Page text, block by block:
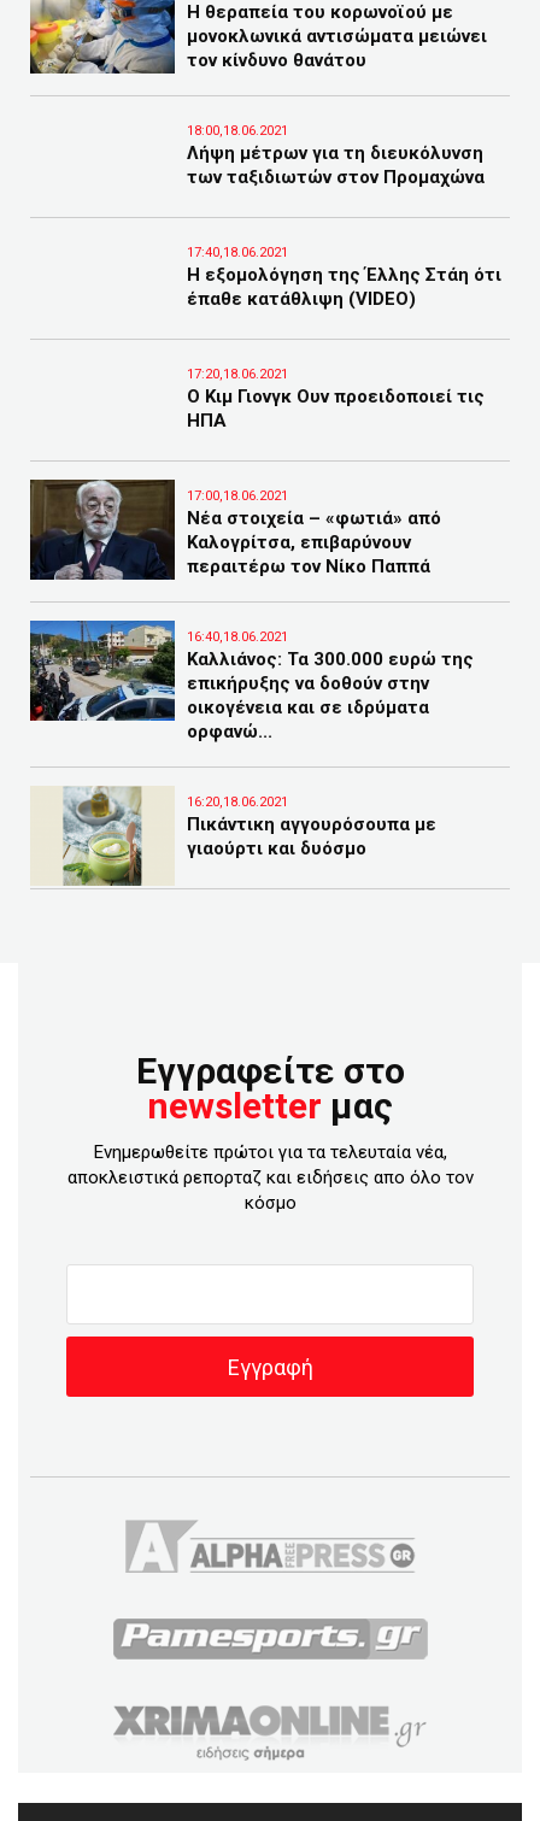
Η θεραπεία του κορωνοϊού με
μονοκλωνικά αντισώματα μειώνει
τον κίνδυνο θανάτου
18:00,18.06.2021
Λήψη μέτρων για τη διευκόλυνση
των ταξιδιωτών στον Προμαχώνα
17:40,18.06.2021
Η εξομολόγηση της Έλλης Στάη ότι
έπαθε κατάθλιψη (VIDEO)
17:20,18.06.2021
Ο Κιμ Γιονγκ Ουν προειδοποιεί τις
ΗΠΑ
17:00,18.06.2021
Νέα στοιχεία – «φωτιά» από
Καλογρίτσα, επιβαρύνουν
περαιτέρω τον Νίκο Παππά
16:40,18.06.2021
Καλλιάνος: Τα 300.000 ευρώ της
επικήρυξης να δοθούν στην
οικογένεια και σε ιδρύματα
ορφανώ...
16:20,18.06.2021
Πικάντικη αγγουρόσουπα με
γιαούρτι και δυόσμο
Εγγραφείτε στο
newsletter μας
Ενημερωθείτε πρώτοι για τα τελευταία νέα,
αποκλειστικά ρεπορταζ και ειδήσεις απο όλο τον
κόσμο